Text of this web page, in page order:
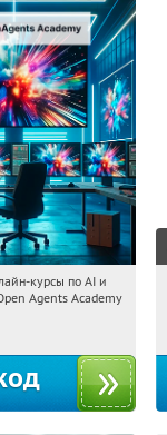
Получили:
курсы по AI и
Agents Academy